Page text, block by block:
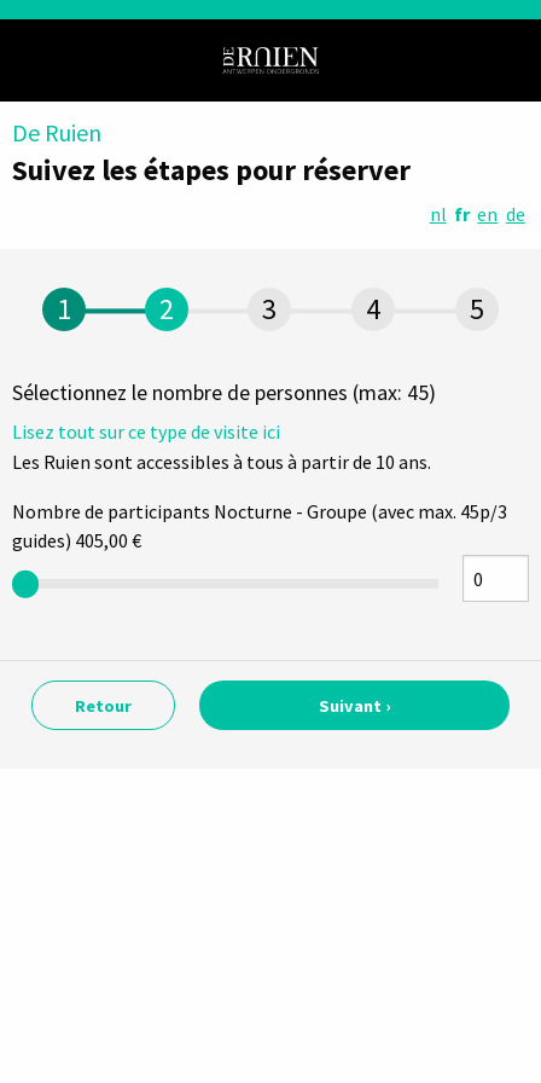
De Ruien
Suivez les étapes pour réserver
nl fr en de
Sélectionnez le nombre de personnes (max: 45)
Lisez tout sur ce type de visite ici
Les Ruien sont accessibles à tous à partir de 10 ans.
Nombre de participants Nocturne - Groupe (avec max. 45p/3
guides) 405,00 €
Retour